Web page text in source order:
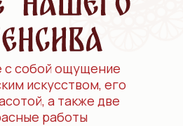
с собой ощущение
искусством, его
а также две
работы